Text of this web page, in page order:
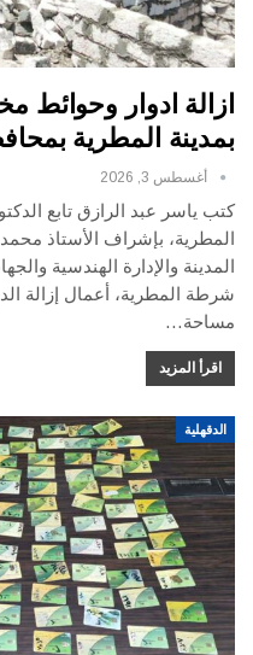
ازالة ادوار وحوائط
بمدينة المطرية
أغسطس 3, 2026
كتب ياسر عبد الرازق تابع
المطرية، بإشراف الأستاذ
المدينة والإدارة الهندسية
شرطة المطرية، أعمال إزالة
مساحة…
اقرأ المزيد
الدقهلية